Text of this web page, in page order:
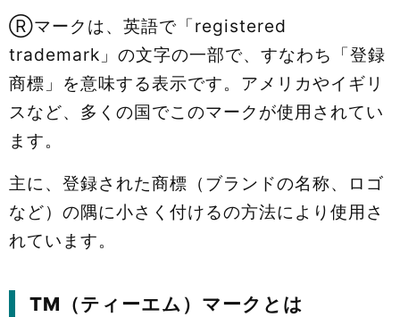
Ⓡマークは、英語で「registered
trademark」の文字の一部で、すなわち「登録
商標」を意味する表示です。アメリカやイギリ
スなど、多くの国でこのマークが使用されてい
ます。
主に、登録された商標（ブランドの名称、ロゴ
など）の隅に小さく付けるの方法により使用さ
れています。
TM（ティーエム）マークとは